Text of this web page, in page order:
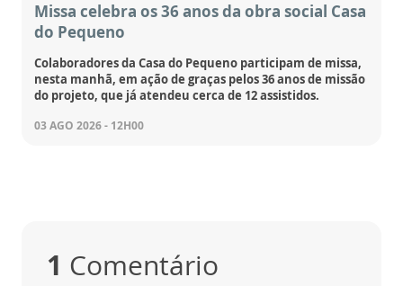
Missa celebra os 36 anos da obra social Casa
do Pequeno
Colaboradores da Casa do Pequeno participam de missa,
nesta manhã, em ação de graças pelos 36 anos de missão
do projeto, que já atendeu cerca de 12 assistidos.
03 AGO 2026 - 12H00
1 Comentário